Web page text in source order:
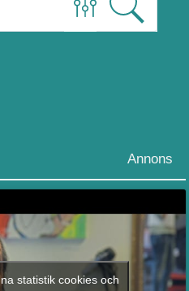
Annons
statistik cookies och